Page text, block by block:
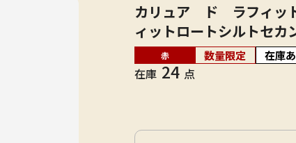
カリュア ド ラフィッ
ィットロートシルトセカ
赤 数量限定 在庫
在庫 24 点